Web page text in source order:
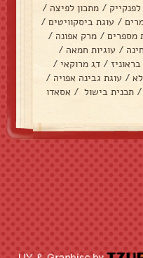
/ מתכון לפיצה /
/ עוגת ביסקוויטים /
מספרים / מרק אפונה /
/ עוגיות חמאה /
בראוניז / דג מרוקאי /
/ עוגת גבינה אפויה /
/ תכנית בישול / אסאדו